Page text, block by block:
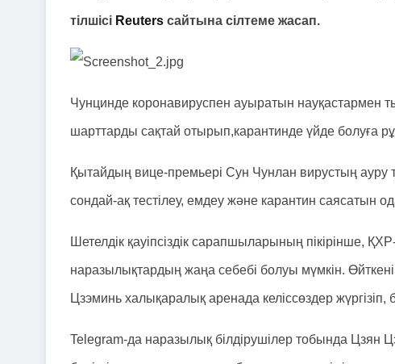
тілшісі Reuters сайтына сілтеме жасап.
Чунцинде коронавируспен ауыратын науқастармен
шарттарды сақтай отырып,карантинде үйде болуға
Қытайдың вице-премьері Сун Чунлан вирустың ауру
сондай-ақ тестілеу, емдеу және карантин саясатын
Шетелдік қауіпсіздік сарапшыларының пікірінше,
наразылықтардың жаңа себебі болуы мүмкін.
Цзэминь халықаралық аренада келіссөздер
Telegram-да наразылық білдірушілер тобында Цзян